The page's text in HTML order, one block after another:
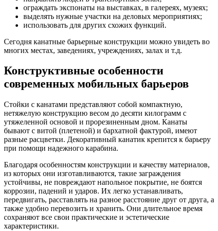
ограждать экспонаты на выставках, в галереях, музеях;
выделять нужные участки на деловых мероприятиях;
использовать для других схожих функций.
Сегодня канатные барьерные конструкции можно увидеть во
многих местах, заведениях, учреждениях, залах и т.д.
Конструктивные особенности
современных мобильных барьеров
Стойки с канатами представляют собой компактную,
нетяжелую конструкцию весом до десяти килограмм с
утяжеленной основой и прорезиненным дном. Канаты
бывают с витой (плетеной) и бархатной фактурой, имеют
разные расцветки. Декоративный канатик крепится к барьеру
при помощи надежного карабина.
Благодаря особенностям конструкции и качеству материалов,
из которых они изготавливаются, такие заграждения
устойчивы, не повреждают напольное покрытие, не боятся
коррозии, падений и ударов. Их легко устанавливать,
передвигать, расставлять на разное расстояние друг от друга, а
также удобно перевозить и хранить. Они длительное время
сохраняют все свои практические и эстетические
характеристики.